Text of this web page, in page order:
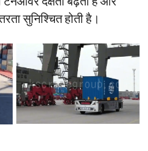
सुनिश्चित होती है।